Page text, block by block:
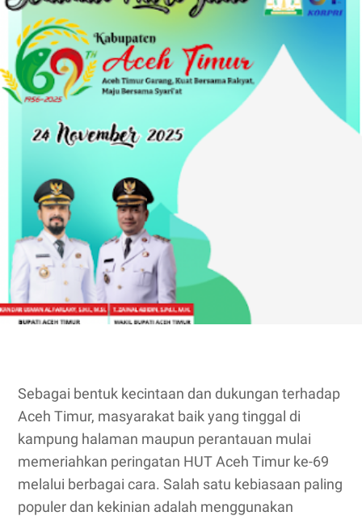
Sebagai bentuk kecintaan dan dukungan terhadap
Aceh Timur, masyarakat baik yang tinggal di
kampung halaman maupun perantauan mulai
memeriahkan peringatan HUT Aceh Timur ke-69
melalui berbagai cara. Salah satu kebiasaan paling
populer dan kekinian adalah menggunakan